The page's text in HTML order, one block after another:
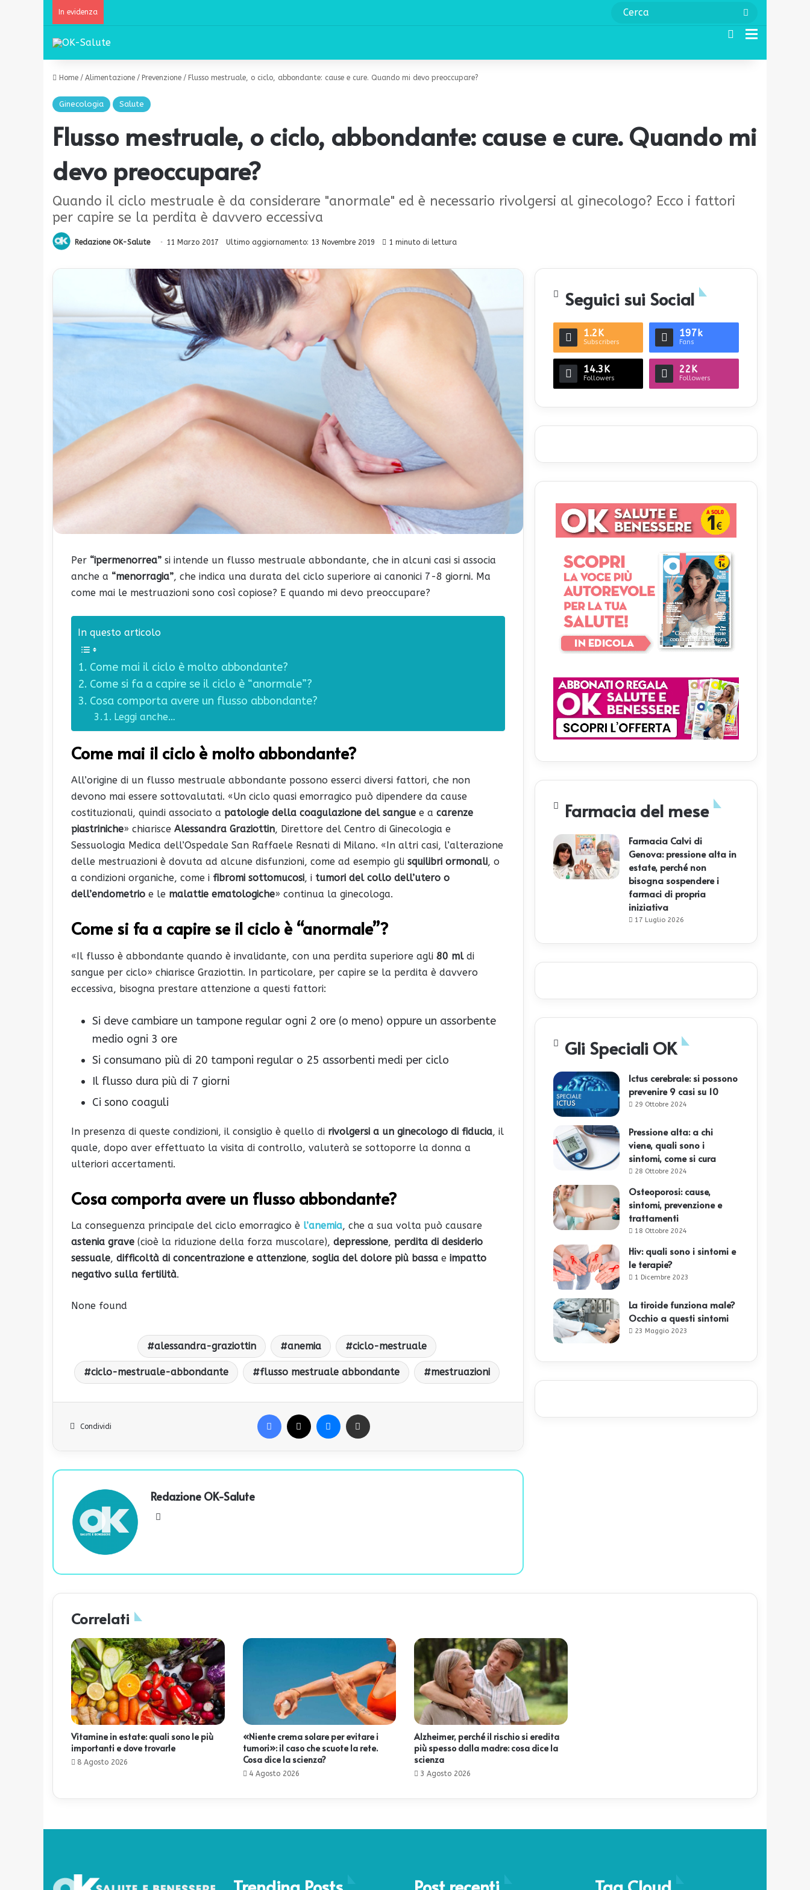
In evidenza
Cerca
Home / Alimentazione / Prevenzione / Flusso mestruale, o ciclo, abbondante: cause e cure. Quando mi devo preoccupare?
Ginecologia Salute
Flusso mestruale, o ciclo, abbondante: cause e cure. Quando mi
devo preoccupare?
Quando il ciclo mestruale è da considerare "anormale" ed è necessario rivolgersi al ginecologo? Ecco i fattori
per capire se la perdita è davvero eccessiva
Redazione OK-Salute 11 Marzo 2017 Ultimo aggiornamento: 13 Novembre 2019 1 minuto di lettura
Per “ipermenorrea” si intende un flusso mestruale abbondante, che in alcuni casi si associa
anche a “menorragia”, che indica una durata del ciclo superiore ai canonici 7-8 giorni. Ma
come mai le mestruazioni sono così copiose? E quando mi devo preoccupare?
In questo articolo
Come mai il ciclo è molto abbondante?
Come si fa a capire se il ciclo è “anormale”?
Cosa comporta avere un flusso abbondante?
Leggi anche…
Come mai il ciclo è molto abbondante?
All’origine di un flusso mestruale abbondante possono esserci diversi fattori, che non
devono mai essere sottovalutati. «Un ciclo quasi emorragico può dipendere da cause
costituzionali, quindi associato a patologie della coagulazione del sangue e a carenze
piastriniche» chiarisce Alessandra Graziottin, Direttore del Centro di Ginecologia e
Sessuologia Medica dell’Ospedale San Raffaele Resnati di Milano. «In altri casi, l’alterazione
delle mestruazioni è dovuta ad alcune disfunzioni, come ad esempio gli squilibri ormonali, o
a condizioni organiche, come i fibromi sottomucosi, i tumori del collo dell’utero o
dell’endometrio e le malattie ematologiche» continua la ginecologa.
Come si fa a capire se il ciclo è “anormale”?
«Il flusso è abbondante quando è invalidante, con una perdita superiore agli 80 mldi
sangue per ciclo» chiarisce Graziottin. In particolare, per capire se la perdita è davvero
eccessiva, bisogna prestare attenzione a questi fattori:
Si deve cambiare un tampone regular ogni 2 ore (o meno) oppure un assorbente
medio ogni 3 ore
Si consumano più di 20 tamponi regular o 25 assorbenti medi per ciclo
Il flusso dura più di 7 giorni
Ci sono coaguli
In presenza di queste condizioni, il consiglio è quello di rivolgersi a un ginecologo di fiducia, il
quale, dopo aver effettuato la visita di controllo, valuterà se sottoporre la donna a
ulteriori accertamenti.
Cosa comporta avere un flusso abbondante?
La conseguenza principale del ciclo emorragico è l’anemia, che a sua volta può causare
astenia grave (cioè la riduzione della forza muscolare), depressione, perdita di desiderio
sessuale, difficoltà di concentrazione e attenzione, soglia del dolore più bassa e impatto
negativo sulla fertilità.
None found
alessandra-graziottin anemia ciclo-mestruale
ciclo-mestruale-abbondante flusso mestruale abbondante mestruazioni
Condividi
Redazione OK-Salute
Seguici sui Social
1.2K
Subscribers
197k
Fans
14.3K
Followers
22K
Followers
Farmacia del mese
Farmacia Calvi di
Genova: pressione alta in
estate, perché non
bisogna sospendere i
farmaci di propria
iniziativa
17 Luglio 2026
Gli Speciali OK
Ictus cerebrale: si possono
prevenire 9 casi su 10
29 Ottobre 2024
Pressione alta: a chi
viene, quali sono i
sintomi, come si cura
28 Ottobre 2024
Osteoporosi: cause,
sintomi, prevenzione e
trattamenti
18 Ottobre 2024
Hiv: quali sono i sintomi e
le terapie?
1 Dicembre 2023
La tiroide funziona male?
Occhio a questi sintomi
23 Maggio 2023
Correlati
Vitamine in estate: quali sono le più
importanti e dove trovarle
8 Agosto 2026
«Niente crema solare per evitare i
tumori»: il caso che scuote la rete.
Cosa dice la scienza?
4 Agosto 2026
Alzheimer, perché il rischio si eredita
più spesso dalla madre: cosa dice la
scienza
3 Agosto 2026